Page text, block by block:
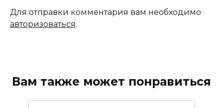
Для отправки комментария вам необходимо
авторизоваться.
Вам также может понравиться